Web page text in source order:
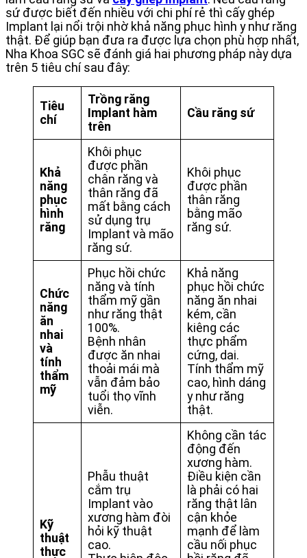
sứ được biết đến nhiều với chi phí rẻ thì cấy ghép
Implant lại nổi trội nhờ khả năng phục hình y như răng
thật. Để giúp bạn đưa ra được lựa chọn phù hợp nhất,
Nha Khoa SGC sẽ đánh giá hai phương pháp này dựa
trên 5 tiêu chí sau đây:
Tiêu
chí
Trồng răng
Implant hàm
trên
Cầu răng sứ
Khả
năng
phục
hình
răng
Khôi phục
được phần
chân răng và
thân răng đã
mất bằng cách
sử dụng trụ
Implant và mão
răng sứ.
Khôi phục
được phần
thân răng
bằng mão
răng sứ.
Chức
năng
ăn
nhai
và
tính
thẩm
mỹ
Phục hồi chức
năng và tính
thẩm mỹ gần
như răng thật
100%.
Bệnh nhân
được ăn nhai
thoải mái mà
vẫn đảm bảo
tuổi thọ vĩnh
viễn.
Khả năng
phục hồi chức
năng ăn nhai
kém, cần
kiêng các
thực phẩm
cứng, dai.
Tính thẩm mỹ
cao, hình dáng
y như răng
thật.
Kỹ
thuật
thực
Phẫu thuật
cắm trụ
Implant vào
xương hàm đòi
hỏi kỹ thuật
cao.
Không cần tác
động đến
xương hàm.
Điều kiện cần
là phải có hai
răng thật lân
cận khỏe
mạnh để làm
cầu nối phục